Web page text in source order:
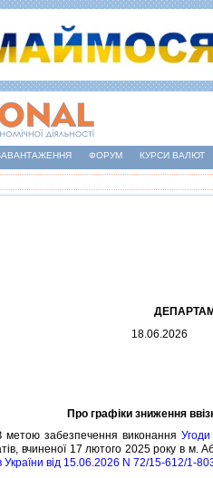
ФОРУМ КУРСИ ВАЛЮТ
18.06.2026
Про графiки зниження
забезпечення виконанняУгоди
вчиненої 17 лютого 2025 року в м.
України вiд 15.06.2026 N 72/15-612/1-